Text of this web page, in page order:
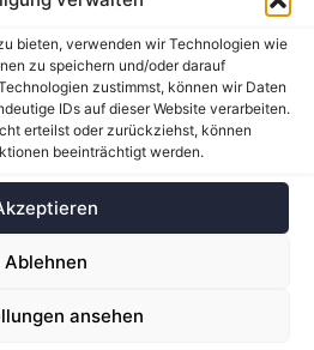
bieten, verwenden wir Technologien wie
zu speichern und/oder darauf
zustimmst, können wir Daten
IDs auf dieser Website verarbeiten.
erteilst oder zurückziehst, können
beeinträchtigt werden.
Ablehnen
ansehen